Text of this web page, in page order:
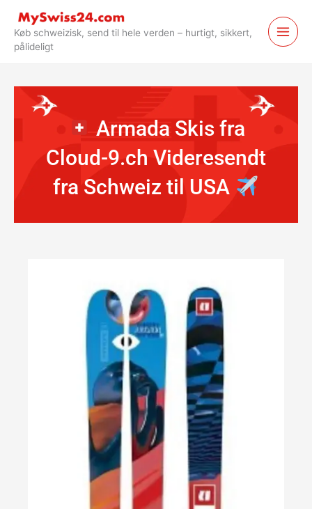
indholdKøb schweizisk, send til hele verden – hurtigt, sikkert,
pålideligt
Armada Skis fra
Cloud-9.ch Videresendt
fra Schweiz til USA